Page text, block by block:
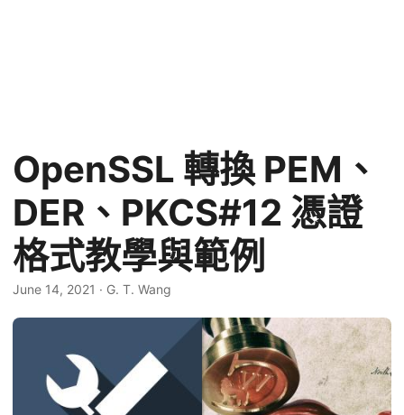
OpenSSL 轉換 PEM、
DER、PKCS#12 憑證
格式教學與範例
June 14, 2021 · G. T. Wang